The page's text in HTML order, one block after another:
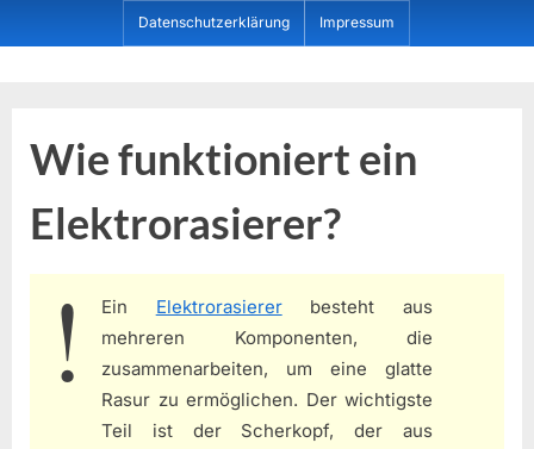
to
Datenschutzerklärung Impressum
Wie funktioniert ein
Elektrorasierer?
Ein Elektrorasiererbesteht aus
mehreren Komponenten, die
zusammenarbeiten, um eine glatte
Rasur zu ermöglichen. Der wichtigste
Teil ist der Scherkopf, der aus